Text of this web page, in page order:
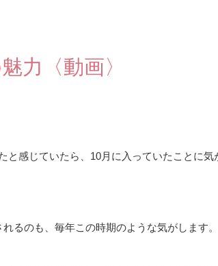
力〈動画〉
感じていたら、10月に入っていたことに気
るのも、毎年この時期のような気がします。